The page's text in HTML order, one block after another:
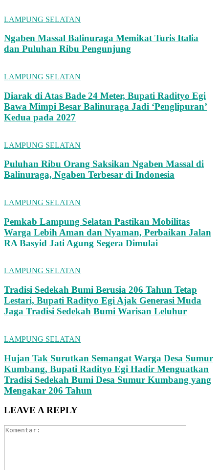
LAMPUNG SELATAN
Ngaben Massal Balinuraga Memikat Turis Italia
dan Puluhan Ribu Pengunjung
LAMPUNG SELATAN
Diarak di Atas Bade 24 Meter, Bupati Radityo Egi
Bawa Mimpi Besar Balinuraga Jadi ‘Penglipuran’
Kedua pada 2027
LAMPUNG SELATAN
Puluhan Ribu Orang Saksikan Ngaben Massal di
Balinuraga, Ngaben Terbesar di Indonesia
LAMPUNG SELATAN
Pemkab Lampung Selatan Pastikan Mobilitas
Warga Lebih Aman dan Nyaman, Perbaikan Jalan
RA Basyid Jati Agung Segera Dimulai
LAMPUNG SELATAN
Tradisi Sedekah Bumi Berusia 206 Tahun Tetap
Lestari, Bupati Radityo Egi Ajak Generasi Muda
Jaga Tradisi Sedekah Bumi Warisan Leluhur
LAMPUNG SELATAN
Hujan Tak Surutkan Semangat Warga Desa Sumur
Kumbang, Bupati Radityo Egi Hadir Menguatkan
Tradisi Sedekah Bumi Desa Sumur Kumbang yang
Mengakar 206 Tahun
LEAVE A REPLY